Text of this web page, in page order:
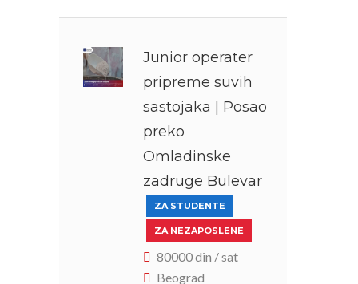
Junior operater
pripreme suvih
sastojaka | Posao
preko
Omladinske
zadruge Bulevar
ZA STUDENTE
ZA NEZAPOSLENE
80000 din / sat
Beograd